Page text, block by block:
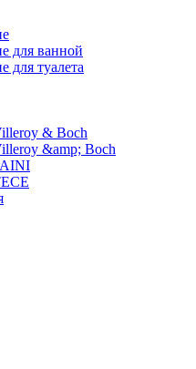
для ванной
для туалета
& Boch
&amp; Boch